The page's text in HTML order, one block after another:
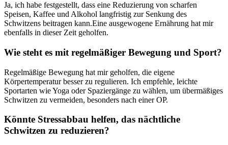
Ja, ich ⁤habe festgestellt, dass eine Reduzierung von scharfen
⁤Speisen, Kaffee und Alkohol langfristig zur Senkung des
Schwitzens beitragen kann.Eine ausgewogene Ernährung hat mir⁣
ebenfalls in dieser Zeit geholfen.
Wie steht es mit regelmäßiger Bewegung und Sport?
Regelmäßige Bewegung hat mir geholfen, die‌ eigene
Körpertemperatur besser​ zu regulieren. Ich empfehle, leichte
Sportarten wie Yoga oder Spaziergänge zu wählen, um übermäßiges​
Schwitzen zu vermeiden, besonders nach einer⁣ OP.
Könnte ⁣Stressabbau helfen, das nächtliche
Schwitzen zu ‍reduzieren?